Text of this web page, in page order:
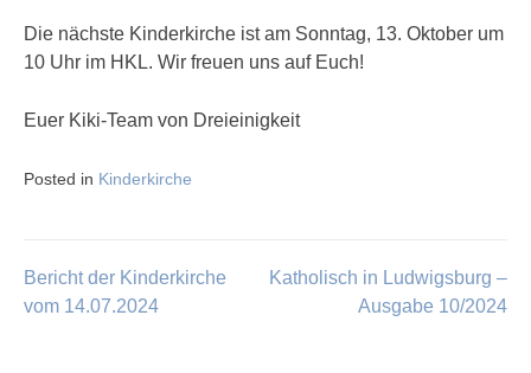
Die nächste Kinderkirche ist am Sonntag, 13. Oktober um
10 Uhr im HKL. Wir freuen uns auf Euch!
Euer Kiki-Team von Dreieinigkeit
Posted in Kinderkirche
Beitragsnavigation
Bericht der Kinderkirche
vom 14.07.2024
Katholisch in Ludwigsburg –
Ausgabe 10/2024